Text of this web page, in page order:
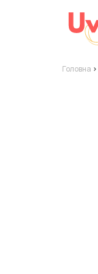
Головна >